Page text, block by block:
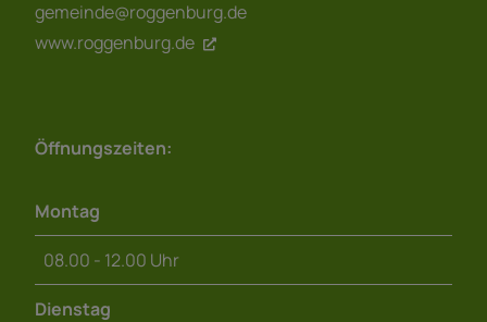
gemeinde@roggenburg.de
www.roggenburg.de
Öffnungszeiten:
Montag
08.00 - 12.00 Uhr
Dienstag